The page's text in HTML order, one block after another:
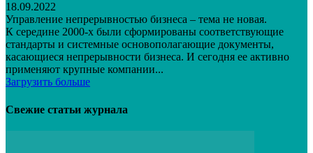
18.09.2022
Управление непрерывностью бизнеса – тема не новая.
К середине 2000‑х были сформированы соответствующие
стандарты и системные основополагающие документы,
касающиеся непрерывности бизнеса. И сегодня ее активно
применяют крупные компании...
Загрузить больше
Свежие статьи журнала